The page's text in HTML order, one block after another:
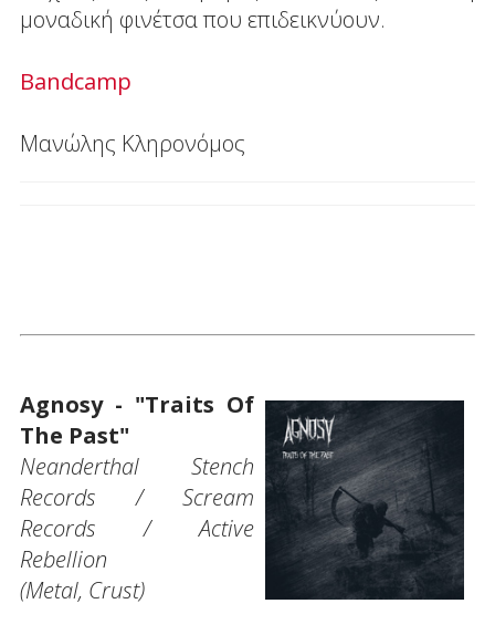
μοναδική φινέτσα που επιδεικνύουν.
Bandcamp
Μανώλης Κληρονόμος
Agnosy - "Traits Of
The Past"
Neanderthal Stench
Records / Scream
Records / Active
Rebellion
(Metal, Crust)